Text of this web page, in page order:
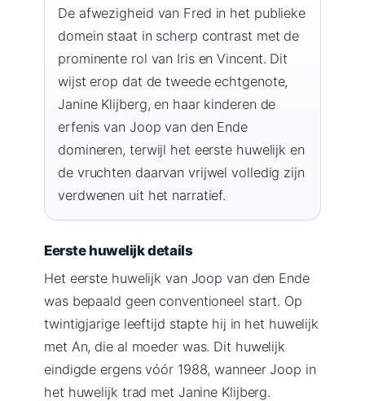
De afwezigheid van Fred in het publieke
domein staat in scherp contrast met de
prominente rol van Iris en Vincent. Dit
wijst erop dat de tweede echtgenote,
Janine Klijberg, en haar kinderen de
erfenis van Joop van den Ende
domineren, terwijl het eerste huwelijk en
de vruchten daarvan vrijwel volledig zijn
verdwenen uit het narratief.
Eerste huwelijk details
Het eerste huwelijk van Joop van den Ende
was bepaald geen conventioneel start. Op
twintigjarige leeftijd stapte hij in het huwelijk
met An, die al moeder was. Dit huwelijk
eindigde ergens vóór 1988, wanneer Joop in
het huwelijk trad met Janine Klijberg.